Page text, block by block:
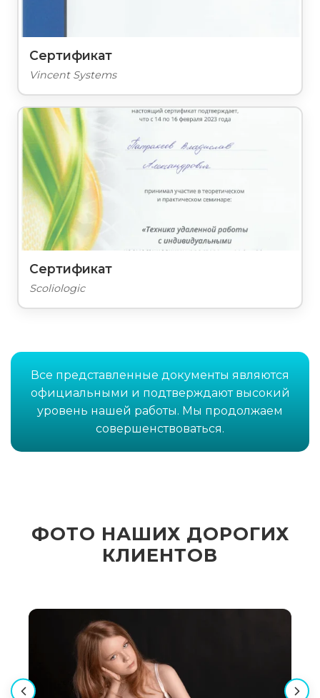
Сертификат
Vincent Systems
Сертификат
Scoliologic
Все представленные документы являются
официальными и подтверждают высокий
уровень нашей работы. Мы продолжаем
совершенствоваться.
ФОТО НАШИХ ДОРОГИХ
КЛИЕНТОВ